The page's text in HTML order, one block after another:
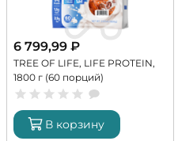
6 799,99 ₽
TREE OF LIFE, LIFE PROTEIN,
1800 г (60 порций)
В корзину